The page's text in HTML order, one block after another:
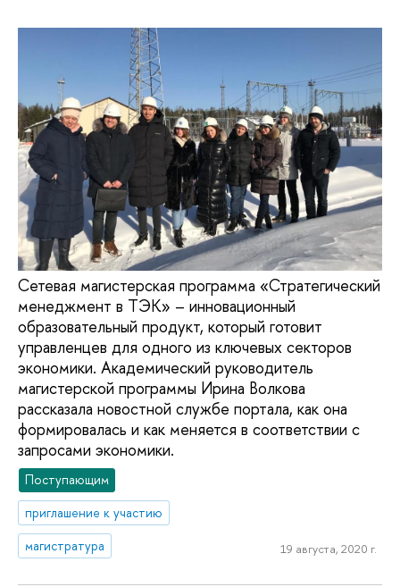
Сетевая магистерская программа «Стратегический
менеджмент в ТЭК» – инновационный
образовательный продукт, который готовит
управленцев для одного из ключевых секторов
экономики. Академический руководитель
магистерской программы Ирина Волкова
рассказала новостной службе портала, как она
формировалась и как меняется в соответствии с
запросами экономики.
Поступающим
приглашение к участию
магистратура
19 августа, 2020 г.